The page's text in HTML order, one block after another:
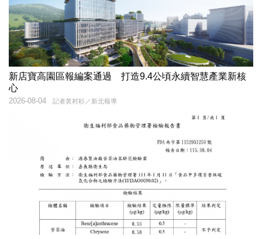
新店寶高園區報編案通過 打造9.4公頃永續智慧產業新核
心
記者黃村杉／新北報導
2026-08-04